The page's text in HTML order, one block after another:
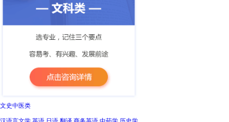
文史中医类